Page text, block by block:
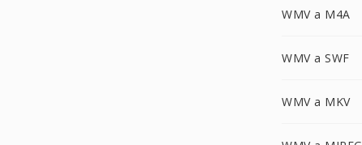
WMV a M4A
WMV a SWF
WMV a MKV